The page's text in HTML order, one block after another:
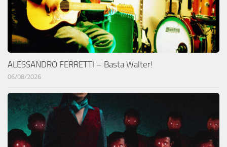
ALESSANDRO FERRETTI – Basta Walter!
06/08/2026